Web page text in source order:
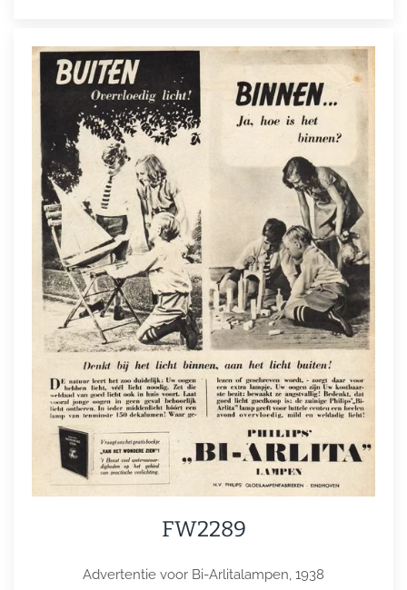
FW2289
Advertentie voor Bi-Arlitalampen, 1938